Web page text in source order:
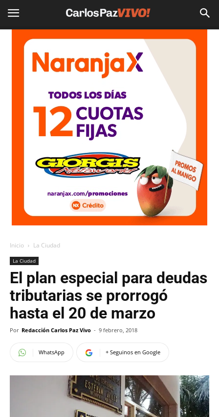
Inicio La Ciudad
La Ciudad
El plan especial para deudas
tributarias se prorrogó
hasta el 20 de marzo
Por Redacción Carlos Paz Vivo - 9 febrero, 2018
WhatsApp + Seguinos en Google